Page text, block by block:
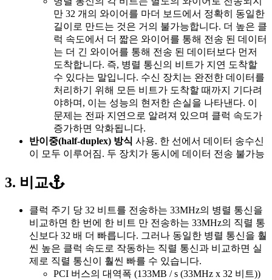
만 32 개의 와이어를 마더 보드에서 정확히 동일한
길이로 만드는 것은 거의 불가능합니다. 더 높은 클
럭 속도에서 더 짧은 와이어를 통해 전송 된 데이터
는 더 긴 와이어를 통해 전송 된 데이터보다 먼저
도착합니다. 즉, 병렬 통신의 비트가 지연 도착할
수 있다는 말입니다. 수신 장치는 완전한 데이터를
처리하기 위해 모든 비트가 도착할 때까지 기다려
야하며, 이는 성능의 현저한 손실을 나타낸다. 이
문제는 전파 지연으로 알려져 있으며 클럭 속도가
증가하면 악화됩니다.
반이중(half-duplex) 방식 사용. 한 선에서 데이터 송수신
이 모두 이루어짐. 두 장치가 동시에 데이터 전송 불가능
3. 비교
클럭 주기 당 32 비트를 전송하는 33MHz의 병렬 통신을
비교하면 한 번에 한 비트 만 전송하는 33MHz의 직렬 통
신보다 32 배 더 빠릅니다. 그러나 동일한 병렬 통신을 훨
씬 높은 클럭 속도로 작동하는 직렬 통신과 비교하면 실
제로 직렬 통신이 훨씬 빠를 수 있습니다.
PCI 버스의 대역폭 (133MB / s (33MHz x 32 비트))